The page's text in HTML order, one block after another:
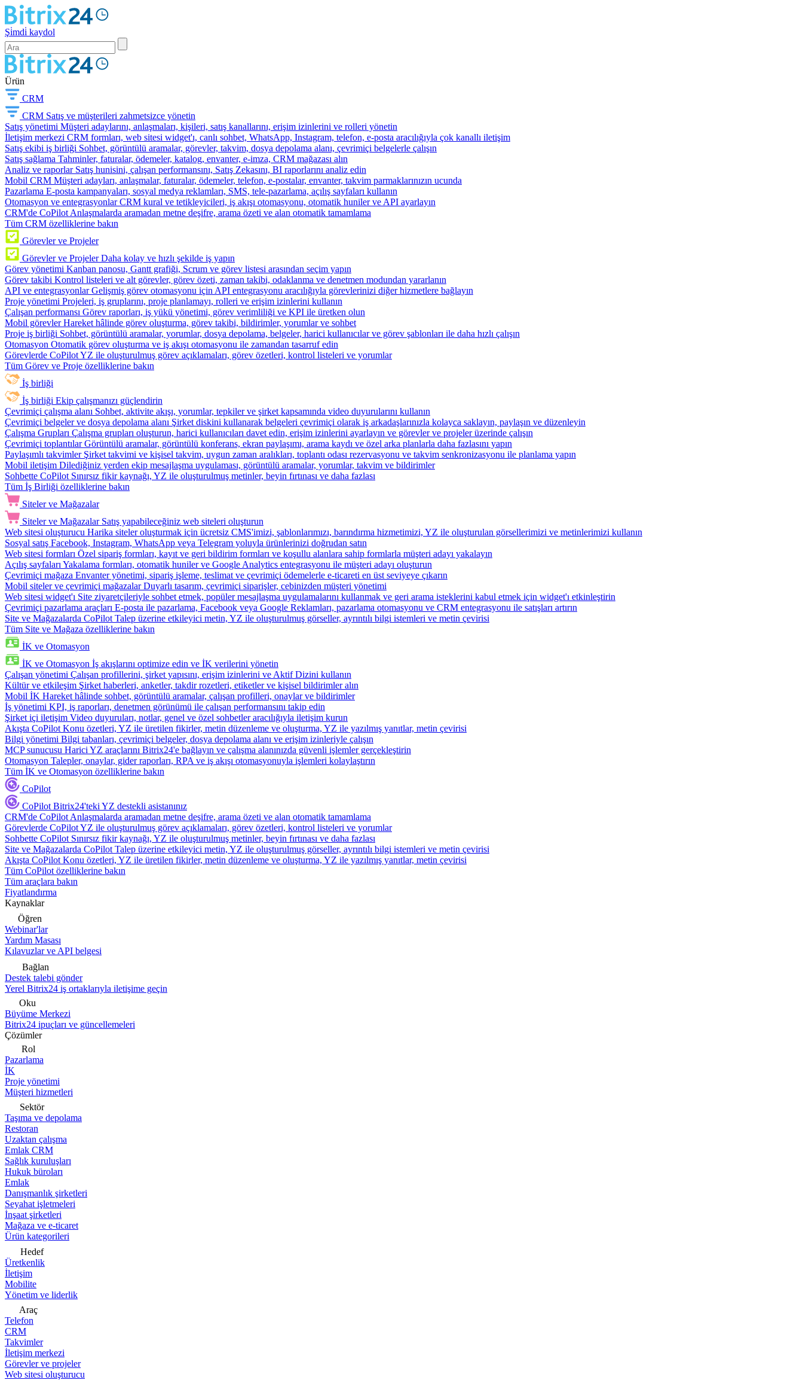
Şi̇mdi̇ kaydol
Ürün
CRM
CRM Satış ve müşterileri zahmetsizce yönetin
Satış yönetimi Müşteri adaylarını, anlaşmaları, kişileri, satış kanallarını, erişim izinlerini ve rolleri yönetin
İletişim merkezi CRM formları, web sitesi widget'ı, canlı sohbet, WhatsApp, Instagram, telefon, e-posta aracılığıyla çok kanallı iletişim
Satış ekibi iş birliği Sohbet, görüntülü aramalar, görevler, takvim, dosya depolama alanı, çevrimiçi belgelerle çalışın
Satış sağlama Tahminler, faturalar, ödemeler, katalog, envanter, e-imza, CRM mağazası alın
Analiz ve raporlar Satış hunisini, çalışan performansını, Satış Zekasını, BI raporlarını analiz edin
Mobil CRM Müşteri adayları, anlaşmalar, faturalar, ödemeler, telefon, e-postalar, envanter, takvim parmaklarınızın ucunda
Pazarlama E-posta kampanyaları, sosyal medya reklamları, SMS, tele-pazarlama, açılış sayfaları kullanın
Otomasyon ve entegrasyonlar CRM kural ve tetikleyicileri, iş akışı otomasyonu, otomatik huniler ve API ayarlayın
CRM'de CoPilot Anlaşmalarda aramadan metne deşifre, arama özeti ve alan otomatik tamamlama
Tüm CRM özelliklerine bakın
Görevler ve Projeler
Görevler ve Projeler Daha kolay ve hızlı şekilde iş yapın
Görev yönetimi Kanban panosu, Gantt grafiği, Scrum ve görev listesi arasından seçim yapın
Görev takibi Kontrol listeleri ve alt görevler, görev özeti, zaman takibi, odaklanma ve denetmen modundan yararlanın
API ve entegrasyonlar Gelişmiş görev otomasyonu için API entegrasyonu aracılığıyla görevlerinizi diğer hizmetlere bağlayın
Proje yönetimi Projeleri, iş gruplarını, proje planlamayı, rolleri ve erişim izinlerini kullanın
Çalışan performansı Görev raporları, iş yükü yönetimi, görev verimliliği ve KPI ile üretken olun
Mobil görevler Hareket hâlinde görev oluşturma, görev takibi, bildirimler, yorumlar ve sohbet
Proje iş birliği Sohbet, görüntülü aramalar, yorumlar, dosya depolama, belgeler, harici kullanıcılar ve görev şablonları ile daha hızlı çalışın
Otomasyon Otomatik görev oluşturma ve iş akışı otomasyonu ile zamandan tasarruf edin
Görevlerde CoPilotYZ ile oluşturulmuş görev açıklamaları, görev özetleri, kontrol listeleri ve yorumlar
Tüm Görev ve Proje özelliklerine bakın
İş birliği
İş birliği Ekip çalışmanızı güçlendirin
Çevrimiçi çalışma alanı Sohbet, aktivite akışı, yorumlar, tepkiler ve şirket kapsamında video duyurularını kullanın
Çevrimiçi belgeler ve dosya depolama alanı Şirket diskini kullanarak belgeleri çevrimiçi olarak iş arkadaşlarınızla kolayca saklayın, paylaşın ve düzenleyin
Çalışma Grupları Çalışma grupları oluşturun, harici kullanıcıları davet edin, erişim izinlerini ayarlayın ve görevler ve projeler üzerinde çalışın
Çevrimiçi toplantılar Görüntülü aramalar, görüntülü konferans, ekran paylaşımı, arama kaydı ve özel arka planlarla daha fazlasını yapın
Paylaşımlı takvimler Şirket takvimi ve kişisel takvim, uygun zaman aralıkları, toplantı odası rezervasyonu ve takvim senkronizasyonu ile planlama yapın
Mobil iletişim Dilediğiniz yerden ekip mesajlaşma uygulaması, görüntülü aramalar, yorumlar, takvim ve bildirimler
Sohbette CoPilot Sınırsız fikir kaynağı, YZ ile oluşturulmuş metinler, beyin fırtınası ve daha fazlası
Tüm İş Birliği özelliklerine bakın
Siteler ve Mağazalar
Siteler ve Mağazalar Satış yapabileceğiniz web siteleri oluşturun
Web sitesi oluşturucu Harika siteler oluşturmak için ücretsiz CMS'imizi, şablonlarımızı, barındırma hizmetimizi, YZ ile oluşturulan görsellerimizi ve metinlerimizi kullanın
Sosyal satış Facebook, Instagram, WhatsApp veya Telegram yoluyla ürünlerinizi doğrudan satın
Web sitesi formları Özel sipariş formları, kayıt ve geri bildirim formları ve koşullu alanlara sahip formlarla müşteri adayı yakalayın
Açılış sayfaları Yakalama formları, otomatik huniler ve Google Analytics entegrasyonu ile müşteri adayı oluşturun
Çevrimiçi mağaza Envanter yönetimi, sipariş işleme, teslimat ve çevrimiçi ödemelerle e-ticareti en üst seviyeye çıkarın
Mobil siteler ve çevrimiçi mağazalar Duyarlı tasarım, çevrimiçi siparişler, cebinizden müşteri yönetimi
Web sitesi widget'ı Site ziyaretçileriyle sohbet etmek, popüler mesajlaşma uygulamalarını kullanmak ve geri arama isteklerini kabul etmek için widget'ı etkinleştirin
Çevrimiçi pazarlama araçları E-posta ile pazarlama, Facebook veya Google Reklamları, pazarlama otomasyonu ve CRM entegrasyonu ile satışları artırın
Site ve Mağazalarda CoPilot Talep üzerine etkileyici metin, YZ ile oluşturulmuş görseller, ayrıntılı bilgi istemleri ve metin çevirisi
Tüm Site ve Mağaza özelliklerine bakın
İK ve Otomasyon
İK ve Otomasyon İş akışlarını optimize edin ve İK verilerini yönetin
Çalışan yönetimi Çalışan profillerini, şirket yapısını, erişim izinlerini ve Aktif Dizini kullanın
Kültür ve etkileşim Şirket haberleri, anketler, takdir rozetleri, etiketler ve kişisel bildirimler alın
Mobil İK Hareket hâlinde sohbet, görüntülü aramalar, çalışan profilleri, onaylar ve bildirimler
İş yönetimi KPI, iş raporları, denetmen görünümü ile çalışan performansını takip edin
Şirket içi iletişim Video duyuruları, notlar, genel ve özel sohbetler aracılığıyla iletişim kurun
Akışta CoPilot Konu özetleri, YZ ile üretilen fikirler, metin düzenleme ve oluşturma, YZ ile yazılmış yanıtlar, metin çevirisi
Bilgi yönetimi Bilgi tabanları, çevrimiçi belgeler, dosya depolama alanı ve erişim izinleriyle çalışın
MCP sunucusu Harici YZ araçlarını Bitrix24'e bağlayın ve çalışma alanınızda güvenli işlemler gerçekleştirin
Otomasyon Talepler, onaylar, gider raporları, RPA ve iş akışı otomasyonuyla işlemleri kolaylaştırın
Tüm İK ve Otomasyon özelliklerine bakın
CoPilot
CoPilot Bitrix24'teki YZ destekli asistanınız
CRM'de CoPilot Anlaşmalarda aramadan metne deşifre, arama özeti ve alan otomatik tamamlama
Görevlerde CoPilotYZ ile oluşturulmuş görev açıklamaları, görev özetleri, kontrol listeleri ve yorumlar
Sohbette CoPilot Sınırsız fikir kaynağı, YZ ile oluşturulmuş metinler, beyin fırtınası ve daha fazlası
Site ve Mağazalarda CoPilot Talep üzerine etkileyici metin, YZ ile oluşturulmuş görseller, ayrıntılı bilgi istemleri ve metin çevirisi
Akışta CoPilot Konu özetleri, YZ ile üretilen fikirler, metin düzenleme ve oluşturma, YZ ile yazılmış yanıtlar, metin çevirisi
Tüm CoPilot özelliklerine bakın
Tüm araçlara bakın
Fiyatlandırma
Kaynaklar
Öğren
Webinar'lar
Yardım Masası
Kılavuzlar ve API belgesi
Bağlan
Destek talebi gönder
Yerel Bitrix24 iş ortaklarıyla iletişime geçin
Oku
Büyüme Merkezi
Bitrix24 ipuçları ve güncellemeleri
Çözümler
Rol
Pazarlama
İK
Proje yönetimi
Müşteri hizmetleri
Sektör
Taşıma ve depolama
Restoran
Uzaktan çalışma
Emlak CRM
Sağlık kuruluşları
Hukuk büroları
Emlak
Danışmanlık şirketleri
Seyahat işletmeleri
İnşaat şirketleri
Mağaza ve e-ticaret
Ürün kategorileri
Hedef
Üretkenlik
İletişim
Mobilite
Yönetim ve liderlik
Araç
Telefon
CRM
Takvimler
İletişim merkezi
Görevler ve projeler
Web sitesi oluşturucu